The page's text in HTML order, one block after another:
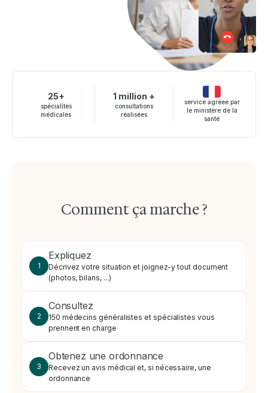
25+
spécialités
médicales
1 million +
consultations
réalisées
service agréee par
le ministère de la
santé
Comment ça marche ?
1
Expliquez
Décrivez votre situation et joignez-y tout document
(photos, bilans, ...)
2
Consultez
150 médecins généralistes et spécialistes vous
prennent en charge
3
Obtenez une ordonnance
Recevez un avis médical et, si nécessaire, une
ordonnance